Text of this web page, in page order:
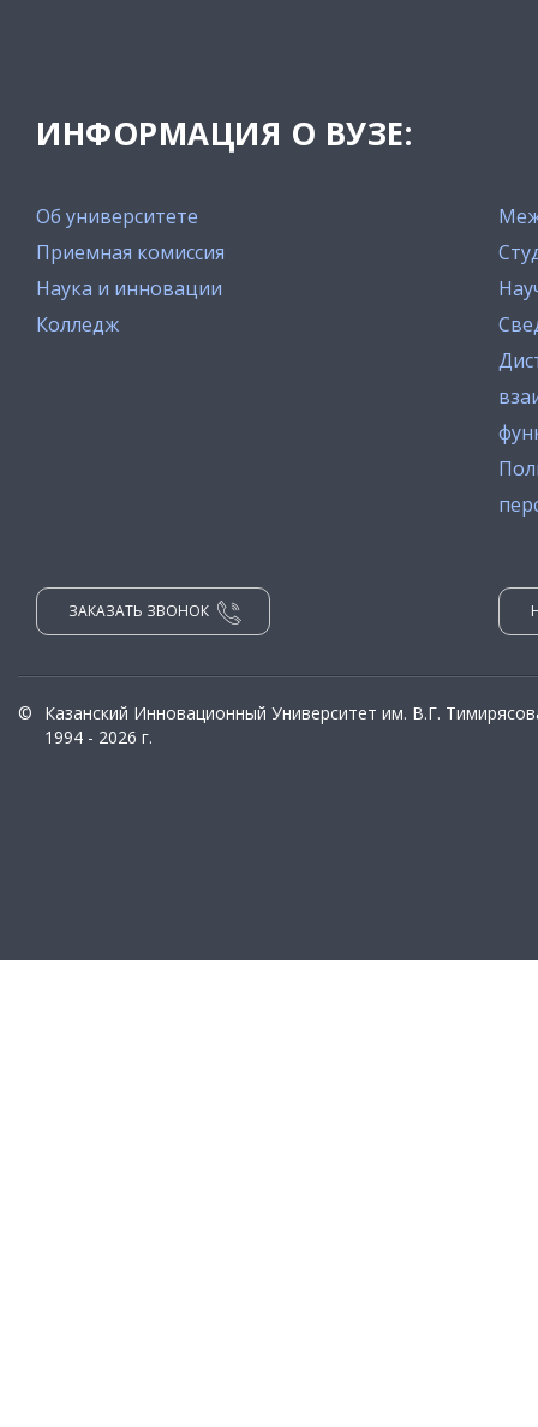
ИНФОРМАЦИЯ О ВУЗЕ:
Об университете
Приемная комиссия
Наука и инновации
Колледж
ЗАКАЗАТЬ ЗВОНОК
©
Казанский Инновационный Университет им. В.Г.
1994 - 2026 г.